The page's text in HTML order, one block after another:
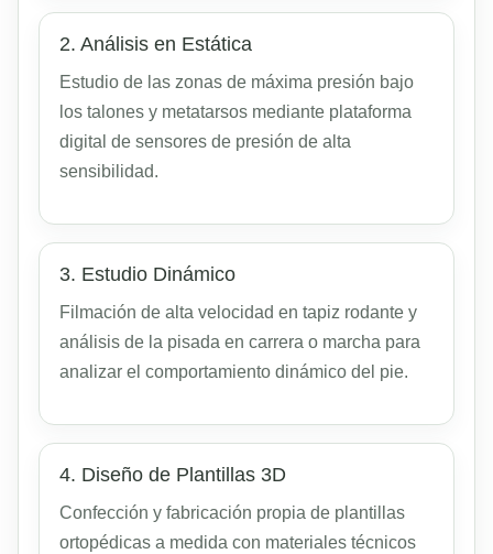
2. Análisis en Estática
Estudio de las zonas de máxima presión bajo
los talones y metatarsos mediante plataforma
digital de sensores de presión de alta
sensibilidad.
3. Estudio Dinámico
Filmación de alta velocidad en tapiz rodante y
análisis de la pisada en carrera o marcha para
analizar el comportamiento dinámico del pie.
4. Diseño de Plantillas 3D
Confección y fabricación propia de plantillas
ortopédicas a medida con materiales técnicos